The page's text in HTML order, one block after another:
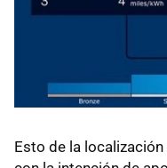
Esto de la